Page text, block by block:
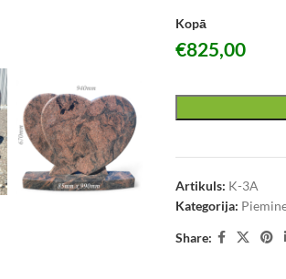
Kopā
€825,00
Artikuls: K-3A
Kategorija:
Share: